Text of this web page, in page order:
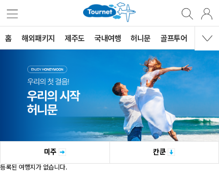
홈 해외패키지 제주도 국내여행 허니문 골프투어 MVG
미주 칸쿤
등록된 여행지가 없습니다.